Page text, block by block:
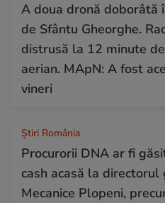
A doua dronă doborâtă
de Sfântu Gheorghe.
distrusă la 12 minute
aerian. MApN: A fost
vineri
Știri România
Procurorii DNA ar fi
cash acasă la
Mecanice Plopeni,